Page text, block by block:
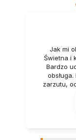
Jak mi
Świetna i
Bardzo
zarzutu,